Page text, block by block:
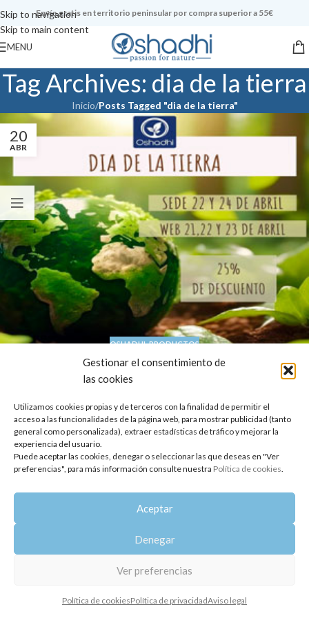
Gestionar el consentimiento de
las cookies
Utilizamos cookies propias y de terceros con la finalidad de permitir el
acceso a las funcionalidades de la página web, para mostrar publicidad (tanto
general como personalizada), extraer estadísticas de tráfico y mejorar la
experiencia del usuario.
Puede aceptar las cookies, denegar o seleccionar las que deseas en "Ver
preferencias", para más información consulte nuestra Política de cookies.
Aceptar
Denegar
Ver preferencias
Política de cookiesPolítica de privacidadAviso legal
Skip to navigation
Skip to main content
Envío gratis en territorio peninsular por compra superior a 55€
MENU
Tag Archives: dia de la tierra
Inicio/Posts Tagged "dia de la tierra"
20
ABR
OSHADHI,PRODUCTOS
Condiciones para compras Online y Sede
en el Día de la Tierra 2024
DÍA DE LA TIERRA Este año, volvemos a celebrar contigo el
día de la Tierra de una forma especial. Descuento especial 25%
SEGUIR LEYENDO
Copyright 2014-2025Oshadhi España.
Todos los derechos reservados.
Aviso legal |